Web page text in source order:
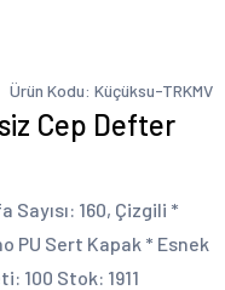
Ürün Kodu: Küçüksu-TRKMV
Cep Defter
Sayısı: 160, Çizgili *
PU Sert Kapak * Esnek
100 Stok: 1911